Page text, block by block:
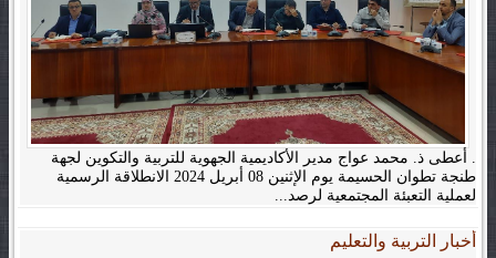
. أعطى ذ. محمد عواج مدير الأكاديمية الجهوية للتربية والتكوين لجهة
طنجة تطوان الحسيمة يوم الإثنين 08 أبريل 2024 الانطلاقة الرسمية
لعملية التعبئة المجتمعية لرصد...
أخبار التربية والتعليم